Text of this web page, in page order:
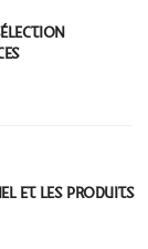
ET LES PRODUITS